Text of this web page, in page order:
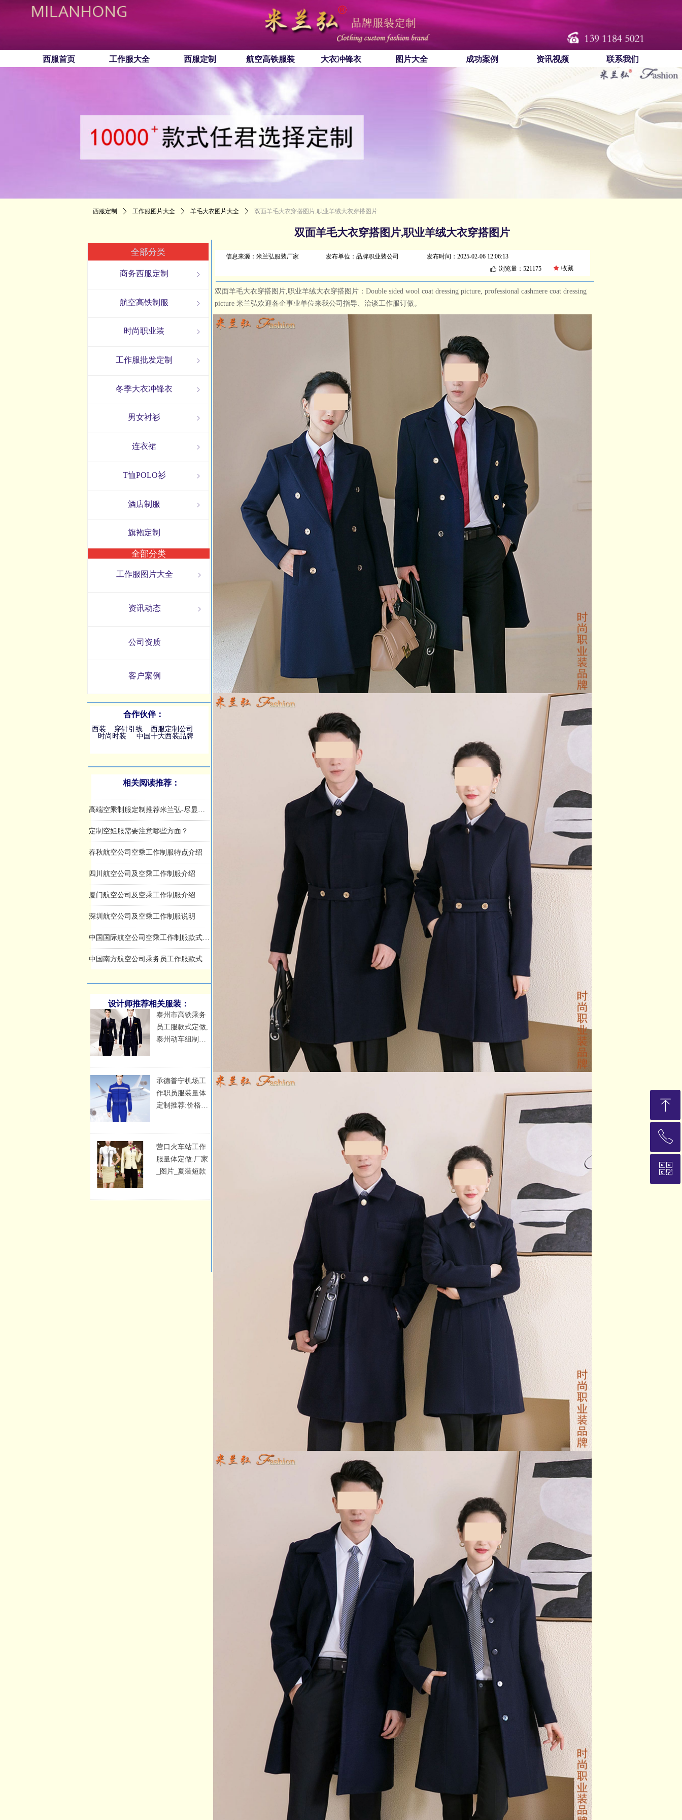
西服首页 工作服大全 西服定制 航空高铁服装 大衣冲锋衣 图片大全 成功案例 资讯视频 联系我们
双面羊毛大衣穿搭图片,职业羊绒大衣穿搭图片
发布时间： 2025-02-06 12:06:13
ꀧ 浏览量：521175 끄 收藏
发布单位：品牌职业装公司
信息来源：米兰弘服装厂家
西服定制 ꄲ 工作服图片大全 ꄲ 羊毛大衣图片大全 ꄲ 双面羊毛大衣穿搭图片,职业羊绒大衣穿搭图片
西装 穿针引线 西服定制公司
时尚时装 中国十大西装品牌
合作伙伴：
双面羊毛大衣穿搭图片,职业羊绒大衣穿搭图片：Double sided wool coat dressing picture, professional cashmere coat dressing
picture 米兰弘欢迎各企事业单位来我公司指导、洽谈工作服订做。
相关阅读推荐：
高端空乘制服定制推荐米兰弘-尽显云端职业优雅
定制空姐服需要注意哪些方面？
春秋航空公司空乘工作制服特点介绍
四川航空公司及空乘工作制服介绍
厦门航空公司及空乘工作制服介绍
深圳航空公司及空乘工作制服说明
中国国际航空公司空乘工作制服款式简介
中国南方航空公司乘务员工作服款式
中国东方航空公司乘务员工作制服介绍
奥凯航空公司祥云空姐工作制服
九元航空公司拼色空乘制服套装
华夏航空公司蓝色空乘服套装
吉祥航空公司新空姐制服
铁路郑州站高铁动姐紫红色职业装
中国国泰航空公司之吉庆红空姐工作服
韩国航空德威空姐制服
高铁青岛北站、济南西站工服赏析
设计师推荐相关服装：
泰州市高铁乘务
员工服款式定做,
泰州动车组制服
承德普宁机场工
作职员服装量体
定制推荐:价格_
营口火车站工作
服量体定做:厂家
_图片_夏装短款
全部分类
ꁇ
商务西服定制
ꁇ
航空高铁制服
ꁇ
时尚职业装
ꁇ
工作服批发定制
ꁇ
冬季大衣冲锋衣
ꁇ
男女衬衫
ꁇ
连衣裙
ꁇ
T恤POLO衫
ꁇ
酒店制服
旗袍定制
全部分类
ꁇ
工作服图片大全
ꁇ
资讯动态
公司资质
客户案例
ꁸ
回到顶部
ꂅ
13911845021
ꀥ